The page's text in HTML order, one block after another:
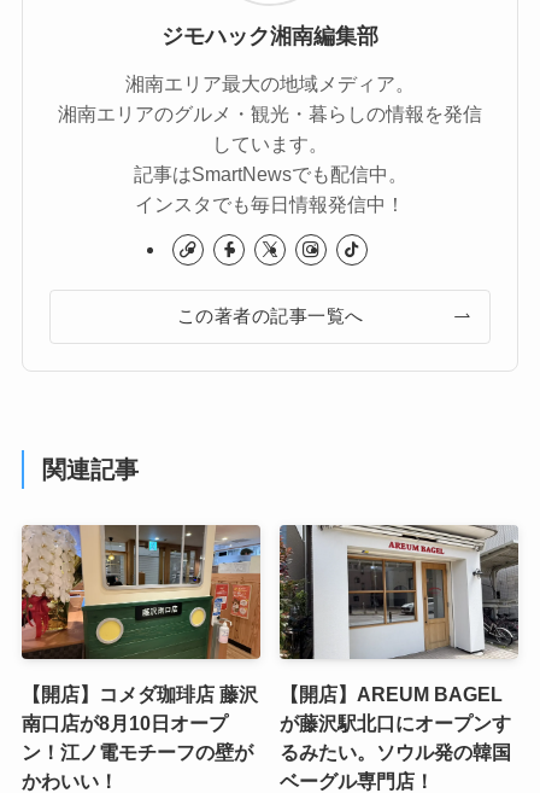
ジモハック湘南編集部
湘南エリア最大の地域メディア。
湘南エリアのグルメ・観光・暮らしの情報を発信
しています。
記事はSmartNewsでも配信中。
インスタでも毎日情報発信中！
この著者の記事一覧へ
関連記事
【開店】コメダ珈琲店 藤沢
南口店が8月10日オープ
ン！江ノ電モチーフの壁が
かわいい！
【開店】AREUM BAGEL
が藤沢駅北口にオープンす
るみたい。ソウル発の韓国
ベーグル専門店！